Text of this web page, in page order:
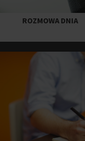
ROZMOWA DNIA